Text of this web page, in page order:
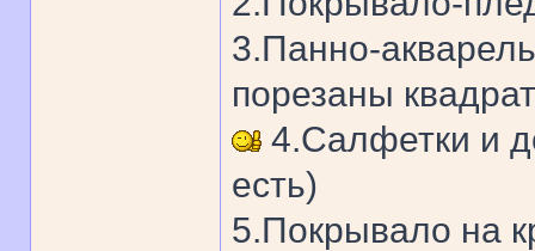
3.Панно-
порезаны
4.Салфетки и
есть)
5.Покрывало на